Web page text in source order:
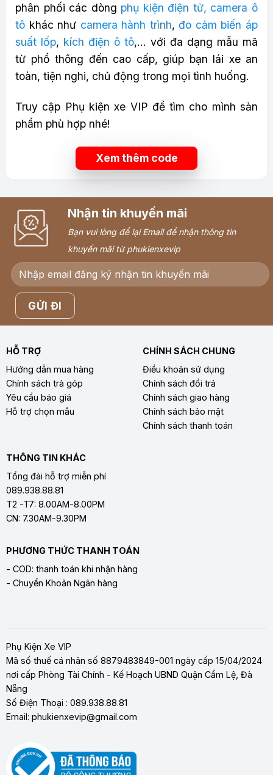
phân phối các dòng phụ kiện điện tử, camera ô
tô khác như camera hành trình, đo cảm biến áp
suất lốp, kích điện ô tô,… với đa dạng mẫu mã
từ phổ thông đến cao cấp, giúp bạn lái xe an
toàn, tiện nghi, chủ động trong mọi tình huống.
Truy cập Phụ kiện xe VIP để tìm cho mình sản
phẩm phù hợp nhé!
Xem thêm code
Nhận tin khuyến mãi
Bạn vui lòng để lại Email để nhận thông tin
khuyến mãi từ phukienxevip
HỖ TRỢ
Hướng dẫn mua hàng
Chính sách trả góp
Yêu cầu báo giá
Hỗ trợ chọn mẫu
CHÍNH SÁCH CHUNG
Điều khoản sử dụng
Chính sách đổi trả
Chính sách giao hàng
Chính sách bảo mật
Chính sách thanh toán
THÔNG TIN KHÁC
Tổng đài hỗ trợ miễn phí
089.938.88.81
T2 -T7: 8.00AM-8.00PM
CN: 7.30AM-9.30PM
PHƯƠNG THỨC THANH TOÁN
- COD: thanh toán khi nhận hàng
- Chuyển Khoản Ngân hàng
Phụ Kiện Xe VIP
Mã số thuế cá nhân số 8879483849-001 ngày cấp 15/04/2024
nơi cấp Phòng Tài Chính - Kế Hoạch UBND Quận Cẩm Lệ, Đà
Nẵng
Số Điện Thoại : 089.938.88.81
Email: phukienxevip@gmail.com